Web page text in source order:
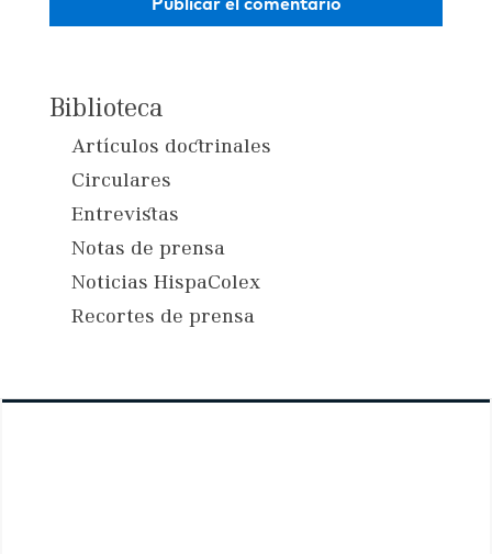
Biblioteca
Artículos doctrinales
Circulares
Entrevistas
Notas de prensa
Noticias HispaColex
Recortes de prensa